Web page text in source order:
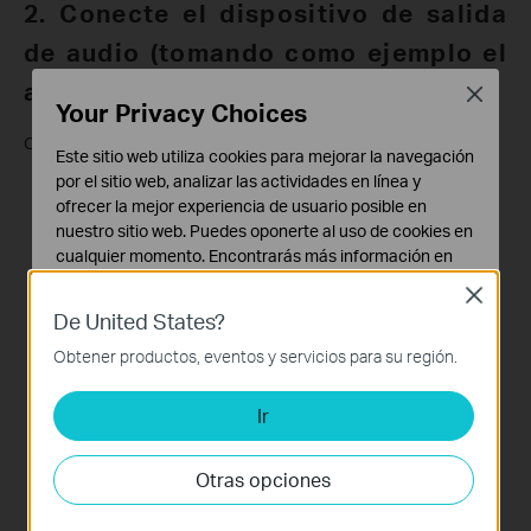
2. Conecte el dispositivo de salida
de audio (tomando como ejemplo el
altavoz)
Consulte el siguiente diagrama para la conexión:
De United States?
Obtener productos, eventos y servicios para su región.
Ir
Otras opciones
Close
Your Privacy Choices
Este sitio web utiliza cookies para mejorar la navegación
por el sitio web, analizar las actividades en línea y
ofrecer la mejor experiencia de usuario posible en
nuestro sitio web. Puedes oponerte al uso de cookies en
cualquier momento. Encontrarás más información en
Cookies Básicas
Estas cookies son necesarias para el funcionamiento
del sitio web y no pueden desactivarse en tu sistema.
Cookies de Análisis y de Marketing
Las cookies de análisis nos permiten analizar tus
actividades en nuestro sitio web con el fin de mejorar y
adaptar la funcionalidad del mismo.
Close